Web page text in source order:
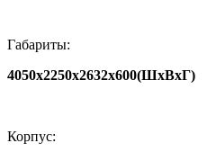
Габариты:
4050х2250х2632х600(ШхВхГ)
Корпус: